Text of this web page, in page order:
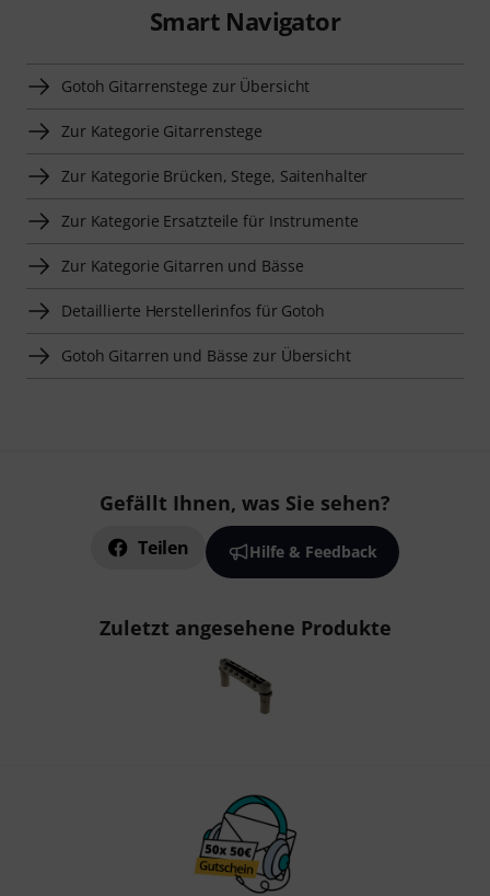
Smart Navigator
Gotoh Gitarrenstege zur Übersicht
Zur Kategorie Gitarrenstege
Zur Kategorie Brücken, Stege, Saitenhalter
Zur Kategorie Ersatzteile für Instrumente
Zur Kategorie Gitarren und Bässe
Detaillierte Herstellerinfos für Gotoh
Gotoh Gitarren und Bässe zur Übersicht
Gefällt Ihnen, was Sie sehen?
Teilen Hilfe & Feedback
Zuletzt angesehene Produkte